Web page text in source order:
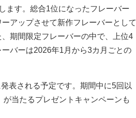
ます。総合1位になったフレーバー
アップさせて新作フレーバーとして
期間限定フレーバーの中で、上位4
バーは2026年1月から3カ月ごとの
表される予定です。期間中に5回以
当たるプレゼントキャンペーンも